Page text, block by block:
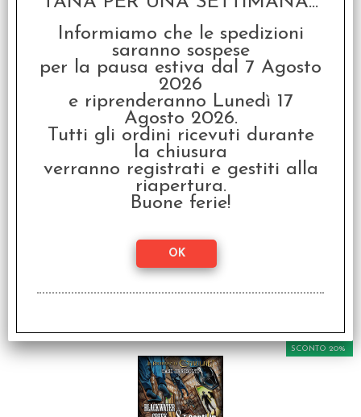
I clienti che hanno acquistato questo
prodotto, hanno scelto anche questi
articoli
Il Richiamo di Cthulhu -
Guida di Petersen agli
SCONTO 20%
Informiamo che le spedizioni
saranno sospese
per la pausa estiva dal 7 Agosto
2026
e riprenderanno Lunedì 17
Agosto 2026.
Tutti gli ordini ricevuti durante
la chiusura
verranno registrati e gestiti alla
riapertura.
Buone ferie!